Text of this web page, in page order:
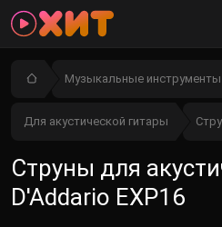
Музыкальные инструменты
Для акустической гитары
Струны для
D'Addario EXP16